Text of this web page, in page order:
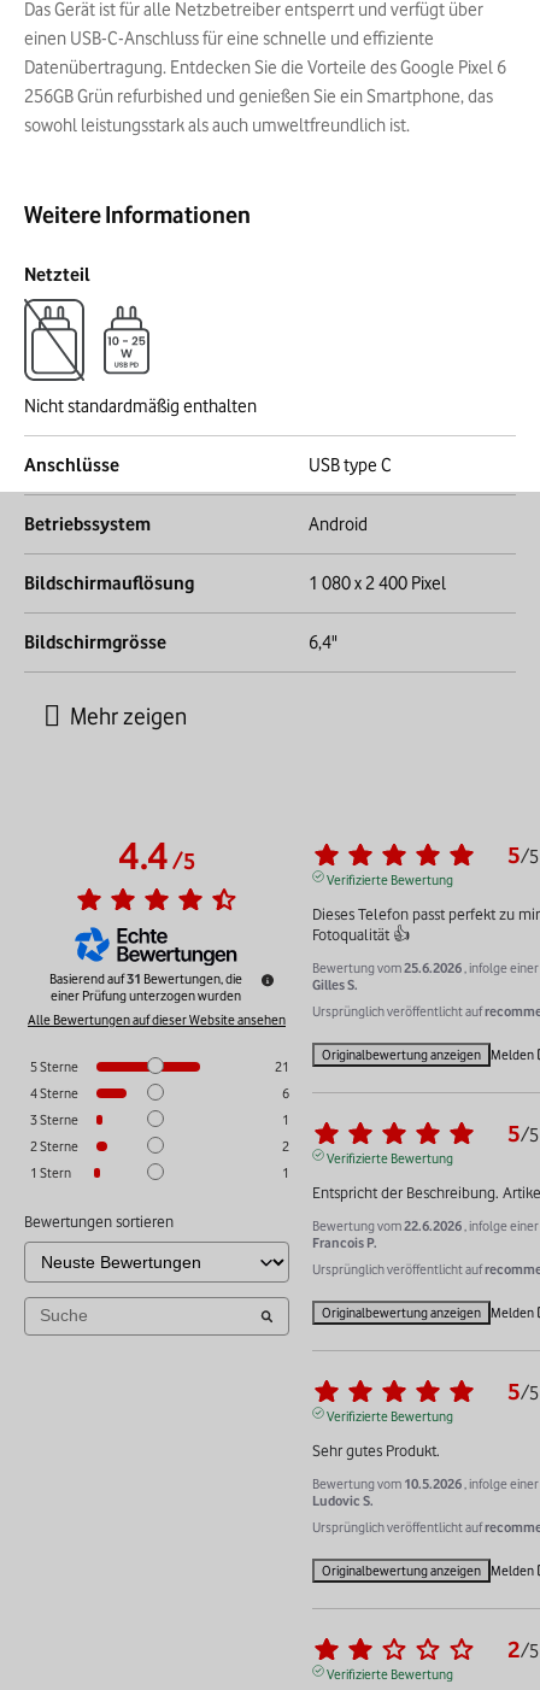
Das Gerät ist für alle Netzbetreiber entsperrt und verfügt über
einen USB-C-Anschluss für eine schnelle und effiziente
Datenübertragung. Entdecken Sie die Vorteile des Google Pixel 6
256GB Grün refurbished und genießen Sie ein Smartphone, das
sowohl leistungsstark als auch umweltfreundlich ist.
Weitere Informationen
Netzteil
Nicht standardmäßig enthalten
Anschlüsse USB type C
Betriebssystem Android
Bildschirmauflösung 1 080 x 2 400 Pixel
Bildschirmgrösse 6,4"
4.4/5
Basierend auf31 Bewertungen, die
einer Prüfung unterzogen wurden
Alle Bewertungen auf dieser Website ansehen
5Sterne
21
4Sterne
6
3Sterne
1
2Sterne
2
1 Stern 1
Bewertungen sortieren
5/5
Verifizierte Bewertung
Dieses Telefon passt perfekt zu
Fotoqualität 👍
Bewertung vom25.6.2026 , infolge
Gilles S.
Ursprünglich veröffentlicht auf
Originalbewertung anzeigen Melden
5/5
Verifizierte Bewertung
Entspricht der Beschreibung.
Bewertung vom22.6.2026 , infolge
Francois P.
Ursprünglich veröffentlicht auf
Originalbewertung anzeigen Melden
5/5
Verifizierte Bewertung
Sehr gutes Produkt.
Bewertung vom 10.5.2026 , infolge
Ludovic S.
Ursprünglich veröffentlicht auf
Originalbewertung anzeigen Melden
2/5
Verifizierte Bewertung